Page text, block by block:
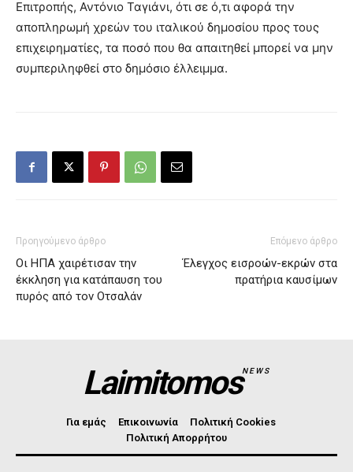
Επιτροπής, Αντόνιο Ταγιάνι, ότι σε ό,τι αφορά την
αποπληρωμή χρεών του ιταλικού δημοσίου προς τους
επιχειρηματίες, τα ποσό που θα απαιτηθεί μπορεί να μην
συμπεριληφθεί στο δημόσιο έλλειμμα.
Προηγούμενο άρθρο
Οι ΗΠΑ χαιρέτισαν την
έκκληση για κατάπαυση του
πυρός από τον Οτσαλάν
Επόμενο άρθρο
Έλεγχος εισροών-εκρών στα
πρατήρια καυσίμων
LaimitomosNEWS
Για εμάς Επικοινωνία
Πολιτική Cookies
Πολιτική Απορρήτου